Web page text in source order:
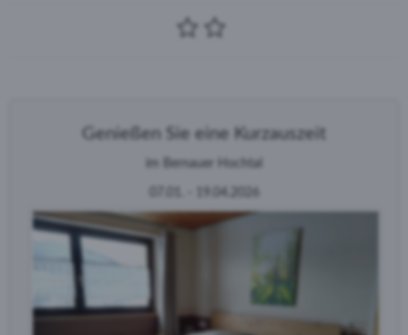
Genießen Sie eine Kurzauszeit
im Bernauer Hochtal
07.01. - 19.04.2026